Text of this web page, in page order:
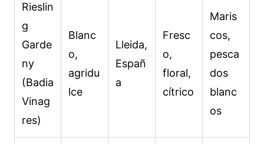
Rieslin
g
Garde
ny
(Badia
Vinag
res)
Blanc
o,
agridu
lce
Lleida,
Españ
a
Fresc
o,
floral,
cítrico
Maris
cos,
pesca
dos
blanc
os